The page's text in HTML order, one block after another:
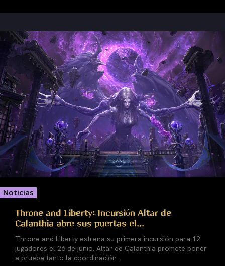
Noticias
Throne and Liberty: Incursión Altar de
Calanthia abre sus puertas el...
Throne and Liberty estrena su primera incursión para 12
jugadores el 26 de junio. Altar de Calanthia promete poner
a prueba tanto la coordinación...